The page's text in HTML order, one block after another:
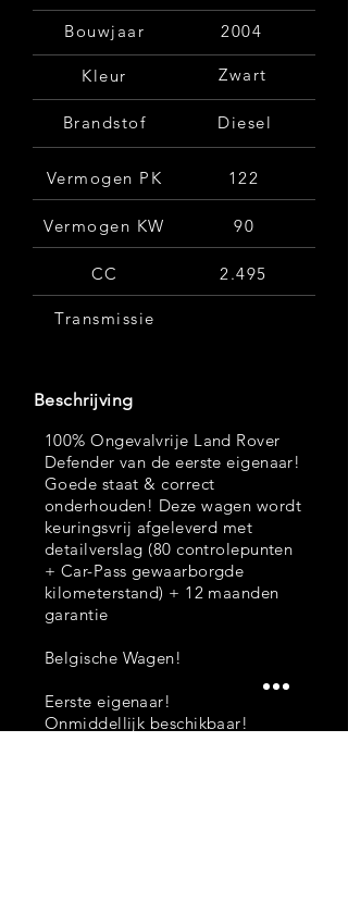
Bouwjaar 2004
Kleur Zwart
Diesel
Brandstof
Vermogen PK 122
Vermogen KW 90
CC 2.495
Transmissie
Beschrijving
100% Ongevalvrije Land Rover
Defender van de eerste eigenaar!
Goede staat & correct
onderhouden! Deze wagen wordt
keuringsvrij afgeleverd met
detailverslag (80 controlepunten
+ Car-Pass gewaarborgde
kilometerstand) + 12 maanden
garantie
Belgische Wagen!
Eerste eigenaar!
Onmiddellijk beschikbaar!